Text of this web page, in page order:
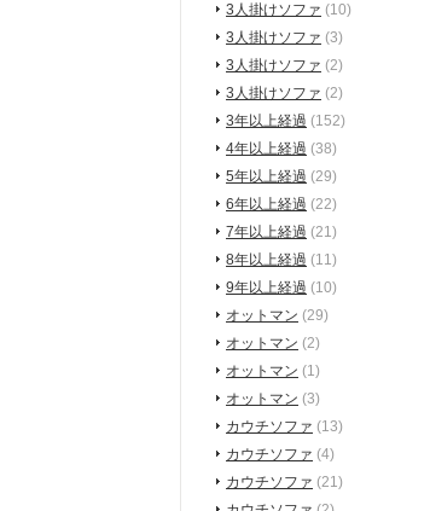
3人掛けソファ (10)
3人掛けソファ (3)
3人掛けソファ (2)
3人掛けソファ (2)
3年以上経過 (152)
4年以上経過 (38)
5年以上経過 (29)
6年以上経過 (22)
7年以上経過 (21)
8年以上経過 (11)
9年以上経過 (10)
オットマン (29)
オットマン (2)
オットマン (1)
オットマン (3)
カウチソファ (13)
カウチソファ (4)
カウチソファ (21)